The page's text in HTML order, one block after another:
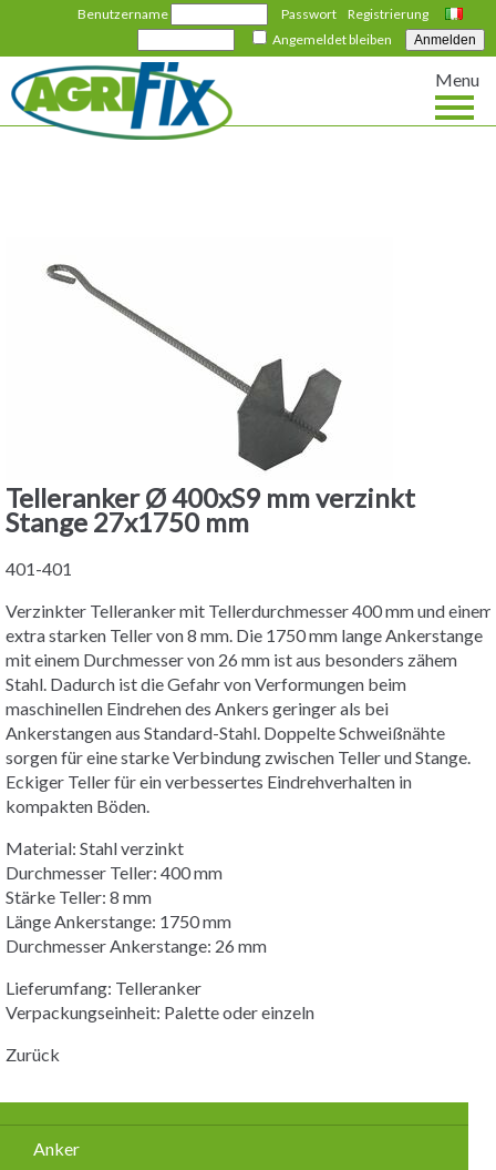
Italiano
Registrierung
Benutzername
Passwort
Angemeldet bleiben
Menu
Telleranker Ø 400xS9 mm verzinkt
Stange 27x1750 mm
401-401
Verzinkter Telleranker mit Tellerdurchmesser 400 mm und einem
extra starken Teller von 8 mm. Die 1750 mm lange Ankerstange
mit einem Durchmesser von 26 mm ist aus besonders zähem
Stahl. Dadurch ist die Gefahr von Verformungen beim
maschinellen Eindrehen des Ankers geringer als bei
Ankerstangen aus Standard-Stahl. Doppelte Schweißnähte
sorgen für eine starke Verbindung zwischen Teller und Stange.
Eckiger Teller für ein verbessertes Eindrehverhalten in
kompakten Böden.
Material: Stahl verzinkt
Durchmesser Teller: 400 mm
Stärke Teller: 8 mm
Länge Ankerstange: 1750 mm
Durchmesser Ankerstange: 26 mm
Lieferumfang: Telleranker
Verpackungseinheit: Palette oder einzeln
Zurück
Navigation
überspringen
Anker